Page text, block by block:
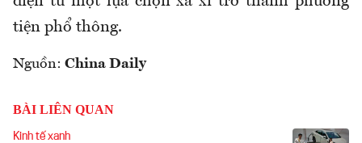
tiện phổ thông.
Nguồn: China Daily
BÀI LIÊN QUAN
Kinh tế xanh